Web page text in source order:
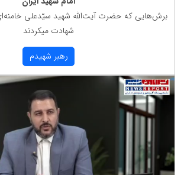
برش‌هایی كه حضرت آیت‌الله شهید سیّدعلی
شهادت میكردند
رهبر شهیدم